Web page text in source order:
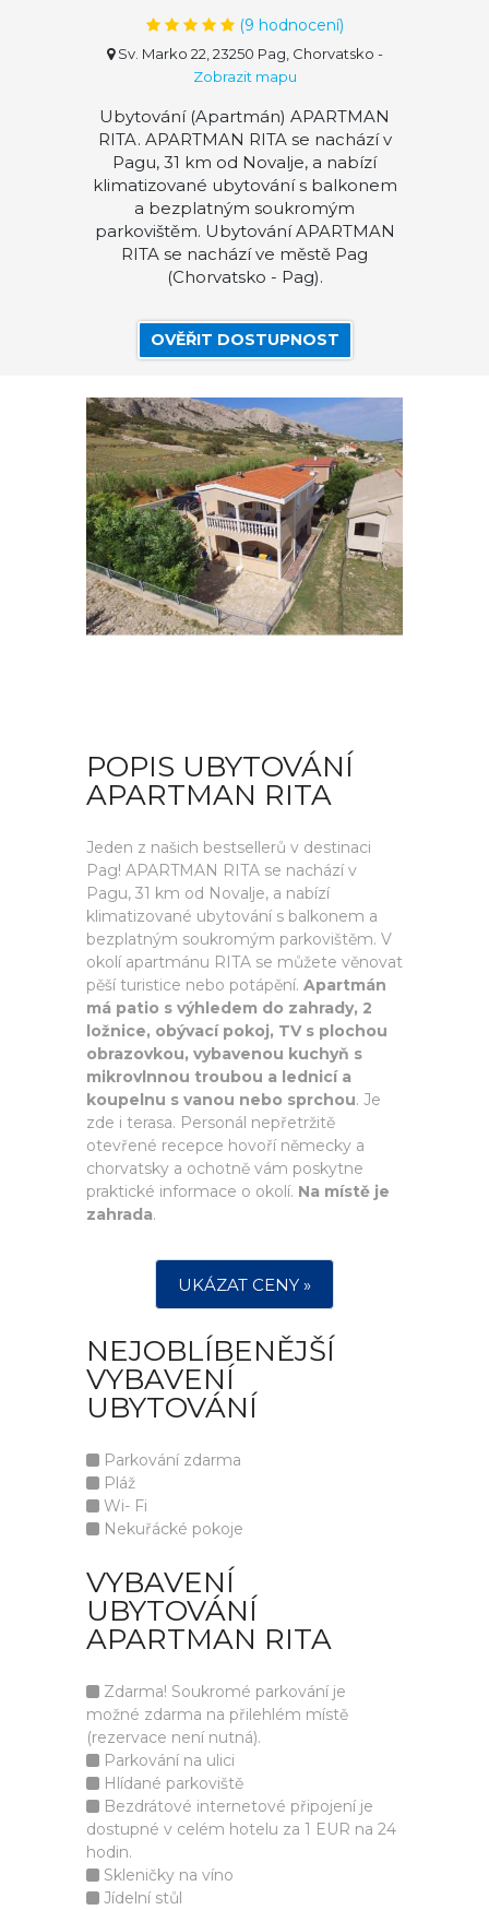
(9 hodnocení)
Sv. Marko 22, 23250 Pag, Chorvatsko -
Zobrazit mapu
Ubytování (Apartmán) APARTMAN
RITA. APARTMAN RITA se nachází v
Pagu, 31 km od Novalje, a nabízí
klimatizované ubytování s balkonem
a bezplatným soukromým
parkovištěm. Ubytování APARTMAN
RITA se nachází ve městě Pag
(Chorvatsko - Pag).
OVĚŘIT DOSTUPNOST
POPIS UBYTOVÁNÍ
APARTMAN RITA
Jeden z našich bestsellerů v destinaci
Pag! APARTMAN RITA se nachází v
Pagu, 31 km od Novalje, a nabízí
klimatizované ubytování s balkonem a
bezplatným soukromým parkovištěm. V
okolí apartmánu RITA se můžete věnovat
pěší turistice nebo potápění. Apartmán
má patio s výhledem do zahrady, 2
ložnice, obývací pokoj, TV s plochou
obrazovkou, vybavenou kuchyň s
mikrovlnnou troubou a lednicí a
koupelnu s vanou nebo sprchou. Je
zde i terasa. Personál nepřetržitě
otevřené recepce hovoří německy a
chorvatsky a ochotně vám poskytne
praktické informace o okolí. Na místě je
zahrada.
UKÁZAT CENY »
NEJOBLÍBENĚJŠÍ
VYBAVENÍ
UBYTOVÁNÍ
Parkování zdarma
Pláž
Wi- Fi
Nekuřácké pokoje
VYBAVENÍ
UBYTOVÁNÍ
APARTMAN RITA
Zdarma! Soukromé parkování je
možné zdarma na přilehlém místě
(rezervace není nutná).
Parkování na ulici
Hlídané parkoviště
Bezdrátové internetové připojení je
dostupné v celém hotelu za 1 EUR na 24
hodin.
Skleničky na víno
Jídelní stůl